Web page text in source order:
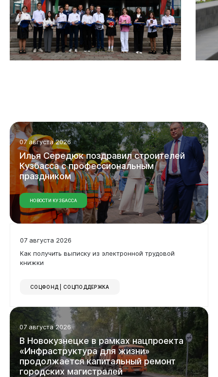
Бизнесу
07 августа 2026
ИльяСередюкпоздравилстроителей
Кузбассаспрофессиональным
праздником
НОВОСТИ КУЗБАССА
07 августа 2026
Как получить выписку из электронной трудовой
книжки
СОЦФОНД | СОЦПОДДЕРЖКА
07 августа 2026
ВНовокузнецкеврамкахнацпроекта
«Инфраструктурадляжизни»
продолжаетсякапитальныйремонт
городских магистралей